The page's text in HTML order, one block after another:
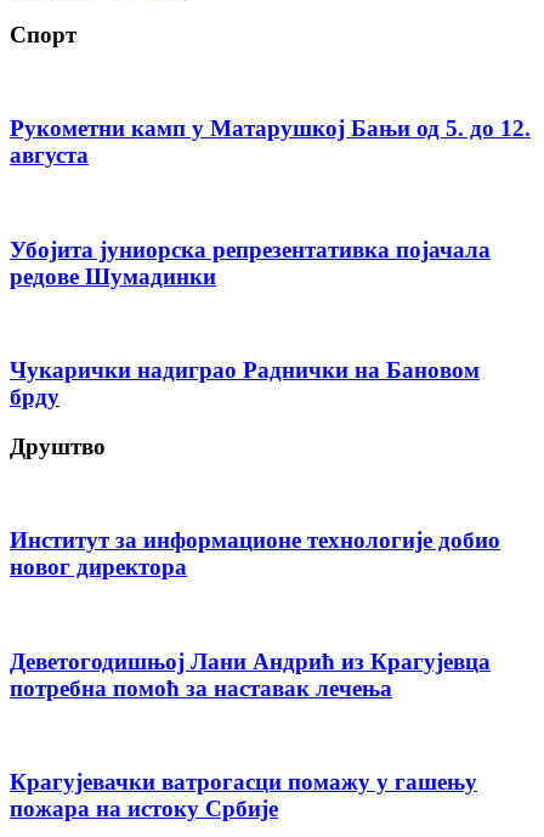
Спорт
Рукометни камп у Матарушкој Бањи од 5. до 12.
августа
Убојита јуниорска репрезентативка појачала
редове Шумадинки
Чукарички надиграо Раднички на Бановом
брду
Друштво
Институт за информационе технологије добио
новог директора
Деветогодишњој Лани Андрић из Крагујевца
потребна помоћ за наставак лечења
Крагујевачки ватрогасци помажу у гашењу
пожара на истоку Србије